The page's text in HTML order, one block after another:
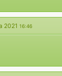
2021 16:46